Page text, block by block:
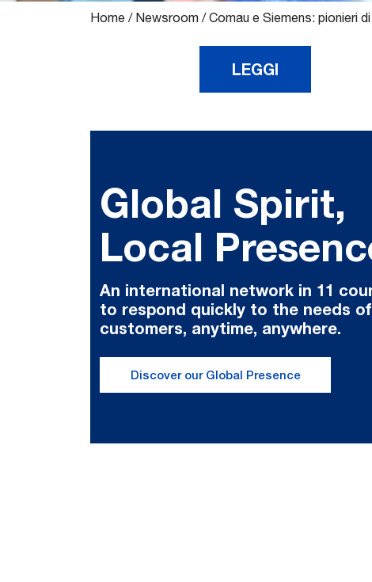
Home / Newsroom /Comau e Siemens: pionieri
LEGGI
Global Spirit,
Local
An international network in 11
to respond quickly to the needs
customers, anytime, anywhere.
Discover our Global Presence